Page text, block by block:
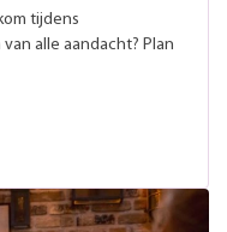
tijdens
alle aandacht? Plan